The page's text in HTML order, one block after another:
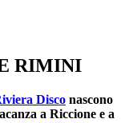
RIMINI
Disco nascono
a Riccione e a